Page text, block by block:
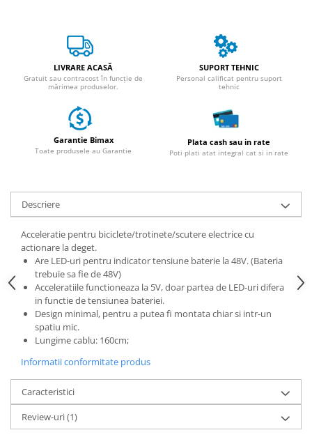
Toate accesoriile la Triciclete
Masini Electrice
Masina Electrica RDB
Masina Electrica Arora
Masina Electrica 25 km/h
Masina Electrica 2 Locuri fara
Permis
Cu 2 Roti
Cu 3 Roti fara Permis
Cu 4 Roti
Cu Pedale
Fara Permis
25 km/h
45 km/h
Harley
⬇ MARCI
➔ Geeli
LIVRARE ACASĂ
Gratuit sau contracost în funcție de
mărimea produselor.
SUPORT TEHNIC
Personal calificat pentru suport
tehnic
Garantie Bimax
Toate produsele au Garantie
Plata cash sau in rate
Poti plati atat integral cat si in rate
Descriere
Acceleratie pentru biciclete/trotinete/scutere electrice cu
actionare la deget.
Are LED-uri pentru indicator tensiune baterie la 48V. (Bateria
trebuie sa fie de 48V)
Acceleratiile functioneaza la 5V, doar partea de LED-uri difera
in functie de tensiunea bateriei.
Design minimal, pentru a putea fi montata chiar si intr-un
spatiu mic.
Lungime cablu: 160cm;
Informatii conformitate produs
Caracteristici
Review-uri(1)